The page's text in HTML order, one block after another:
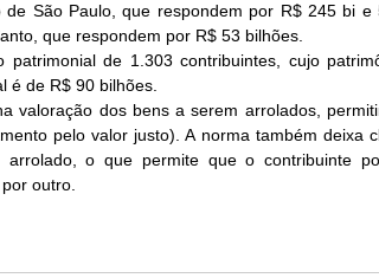
São Paulo, que respondem por R$ 245 bi e
que respondem por R$ 53 bilhões.
de 1.303 contribuintes, cujo
é de R$ 90 bilhões.
valoração dos bens a serem arrolados,
pelo valor justo). A norma também deixa
o que permite que o contribuinte
outro.